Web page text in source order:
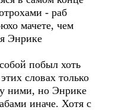
- раб
мачете, чем
Энрике
побыл хоть
словах только
ними, но Энрике
иначе. Хотя с